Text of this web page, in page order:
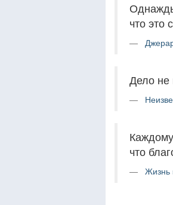
что это
Дело не
что
Жизнь